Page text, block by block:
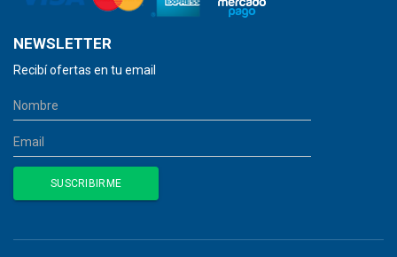
NEWSLETTER
Recibí ofertas en tu email